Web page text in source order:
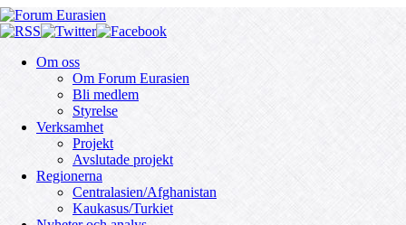
Om oss
Om Forum Eurasien
Bli medlem
Styrelse
Verksamhet
Projekt
Avslutade projekt
Regionerna
Centralasien/Afghanistan
Kaukasus/Turkiet